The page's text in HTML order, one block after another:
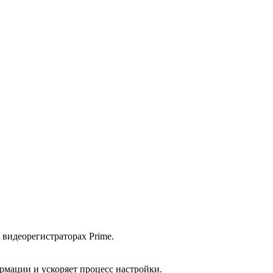
Prime.
и ускоряет процесс настройки.